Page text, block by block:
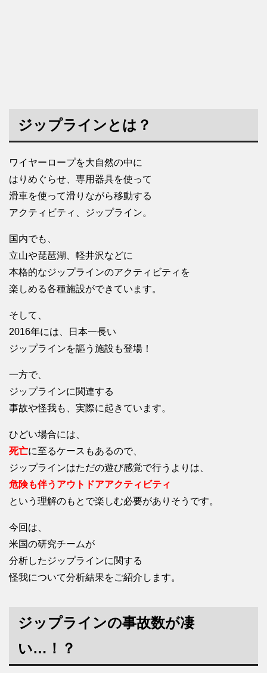
ジップラインとは？
ワイヤーロープを大自然の中に
はりめぐらせ、専用器具を使って
滑車を使って滑りながら移動する
アクティビティ、ジップライン。
国内でも、
立山や琵琶湖、軽井沢などに
本格的なジップラインのアクティビティを
楽しめる各種施設ができています。
そして、
2016年には、日本一長い
ジップラインを謳う施設も登場！
一方で、
ジップラインに関連する
事故や怪我も、実際に起きています。
ひどい場合には、
死亡に至るケースもあるので、
ジップラインはただの遊び感覚で行うよりは、
危険も伴うアウトドアアクティビティ
という理解のもとで楽しむ必要がありそうです。
今回は、
米国の研究チームが
分析したジップラインに関する
怪我について分析結果をご紹介します。
ジップラインの事故数が凄
い…！？